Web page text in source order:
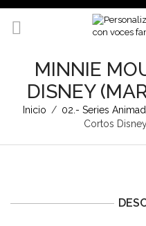
MINNIE
DISNEY
Inicio / 02.- Series
Cortos